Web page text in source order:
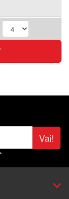
Vai!